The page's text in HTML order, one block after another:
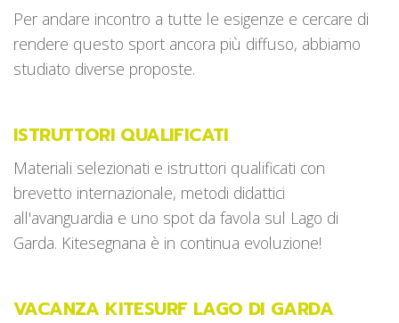
Per andare incontro a tutte le esigenze e cercare di
rendere questo sport ancora più diffuso, abbiamo
studiato diverse proposte.
ISTRUTTORI QUALIFICATI
Materiali selezionati e istruttori qualificati con
brevetto internazionale, metodi didattici
all'avanguardia e uno spot da favola sul Lago di
Garda. Kitesegnana è in continua evoluzione!
VACANZA KITESURF LAGO DI GARDA